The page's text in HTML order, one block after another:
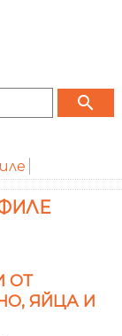
search
ОТ
ЯЙЦА И